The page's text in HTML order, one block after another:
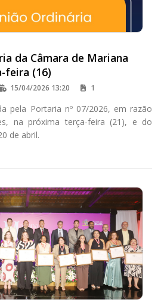
da Câmara de Mariana
feira (16)
15/04/2026 13:20 1
pela Portaria nº 07/2026, em razão
na próxima terça-feira (21), e do
de abril.